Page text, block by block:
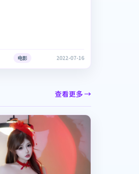
电影 2022-07-16
查看更多 →